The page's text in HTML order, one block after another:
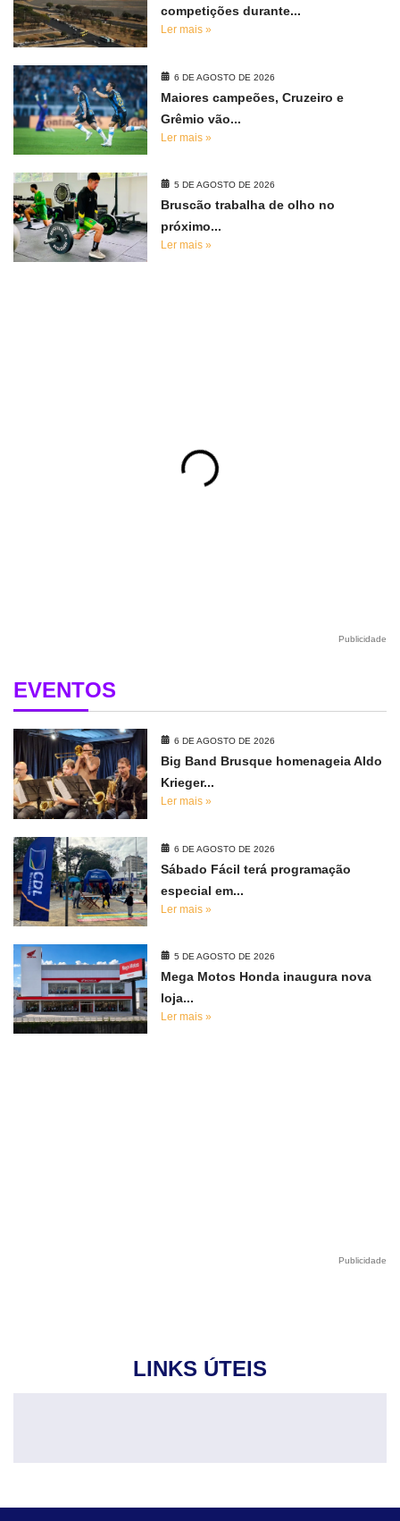
competições durante...
Ler mais »
6 DE AGOSTO DE 2026
Maiores campeões, Cruzeiro e
Grêmio vão...
Ler mais »
5 DE AGOSTO DE 2026
Bruscão trabalha de olho no
próximo...
Ler mais »
Publicidade
EVENTOS
6 DE AGOSTO DE 2026
Big Band Brusque homenageia Aldo
Krieger...
Ler mais »
6 DE AGOSTO DE 2026
Sábado Fácil terá programação
especial em...
Ler mais »
5 DE AGOSTO DE 2026
Mega Motos Honda inaugura nova
loja...
Ler mais »
Publicidade
LINKS ÚTEIS